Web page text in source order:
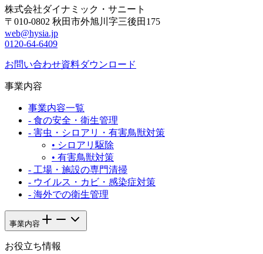
株式会社ダイナミック・サニート
〒010-0802 秋田市外旭川字三後田175
web@hysia.jp
0120-64-6409
お問い合わせ資料ダウンロード
事業内容
事業内容一覧
- 食の安全・衛生管理
- 害虫・シロアリ・有害鳥獣対策
• シロアリ駆除
• 有害鳥獣対策
- 工場・施設の専門清掃
- ウイルス・カビ・感染症対策
- 海外での衛生管理
事業内容
お役立ち情報